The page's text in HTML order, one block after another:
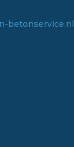
betonservice.nl